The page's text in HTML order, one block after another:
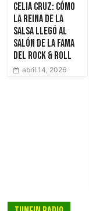
Celia Cruz: cómo
la reina de la
salsa llegó al
Salón de la Fama
del Rock & Roll
abril 14, 2026